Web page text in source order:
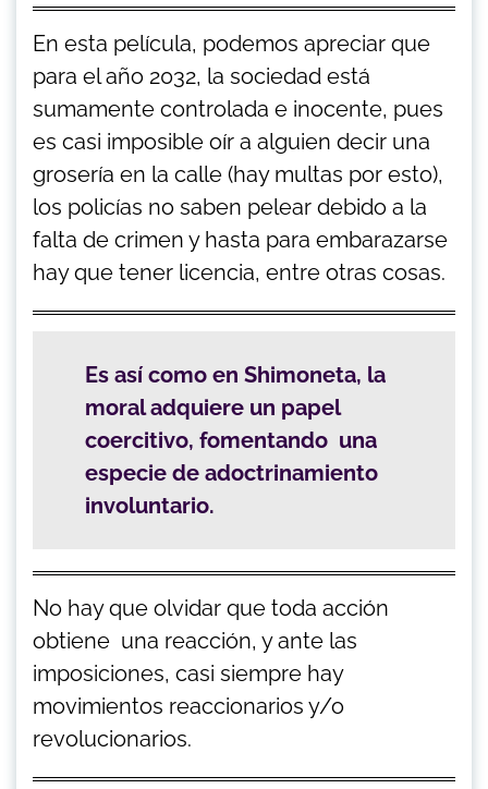
En esta película, podemos apreciar que
para el año 2032, la sociedad está
sumamente controlada e inocente, pues
es casi imposible oír a alguien decir una
grosería en la calle (hay multas por esto),
los policías no saben pelear debido a la
falta de crimen y hasta para embarazarse
hay que tener licencia, entre otras cosas.
Es así como en Shimoneta, la
moral adquiere un papel
coercitivo, fomentando una
especie de adoctrinamiento
involuntario.
No hay que olvidar que toda acción
obtiene una reacción, y ante las
imposiciones, casi siempre hay
movimientos reaccionarios y/o
revolucionarios.